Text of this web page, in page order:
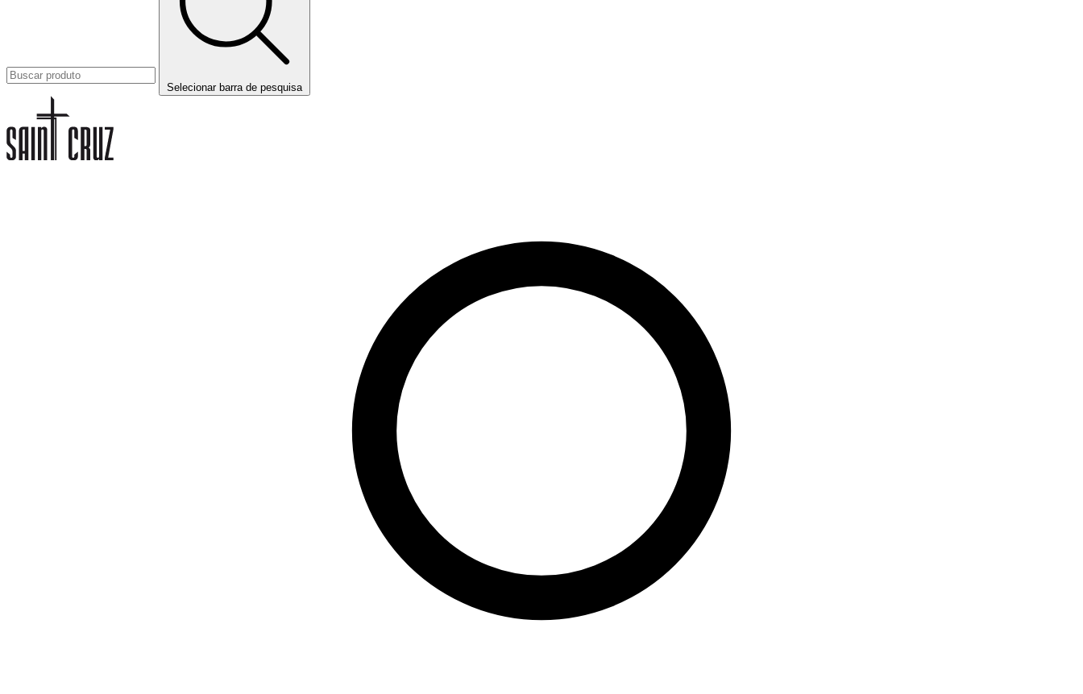
Selecionar barra de pesquisa